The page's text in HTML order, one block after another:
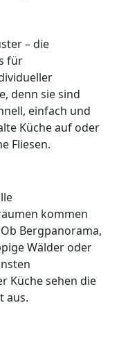
– die
für
denn sie sind
einfach und
Küche auf oder
Fliesen.
kommen
Bergpanorama,
Wälder oder
Küche sehen die
aus.